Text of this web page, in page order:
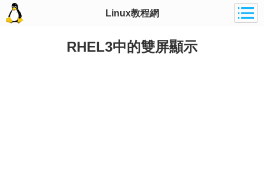
Linux教程網
RHEL3中的雙屏顯示